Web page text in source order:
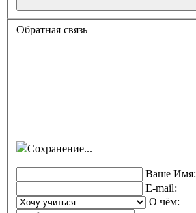
Обратная связь
Сохранение...
Ваше Имя:
E-mail:
О чём: